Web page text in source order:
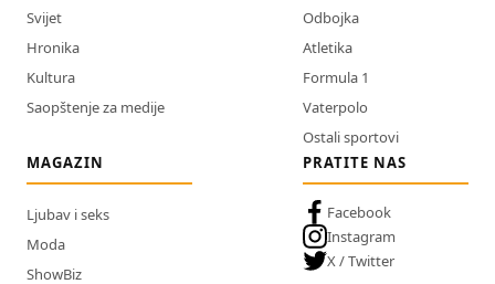
Svijet
Hronika
Kultura
Saopštenje za medije
Odbojka
Atletika
Formula 1
Vaterpolo
Ostali sportovi
MAGAZIN
Ljubav i seks
Moda
ShowBiz
PRATITE NAS
Facebook
Instagram
X / Twitter